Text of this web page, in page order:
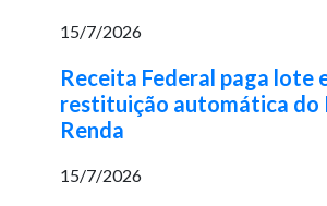
15/7/2026
Receita Federal paga lote
restituição automática do
Renda
15/7/2026